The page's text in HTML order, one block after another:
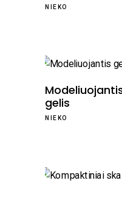
NIEKO
gelis
NIEKO